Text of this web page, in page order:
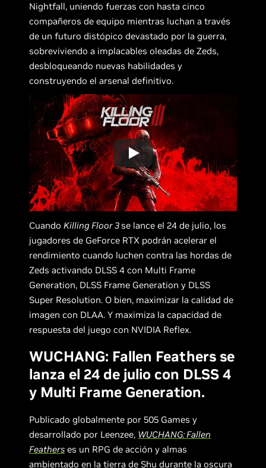
Nightfall, uniendo fuerzas con hasta cinco
compañeros de equipo mientras luchan a través
de un futuro distópico devastado por la guerra,
sobreviviendo a implacables oleadas de Zeds,
desbloqueando nuevas habilidades y
construyendo el arsenal definitivo.
Cuando Killing Floor 3se lance el 24 de julio, los
jugadores de GeForce RTX podrán acelerar el
rendimiento cuando luchen contra las hordas de
Zeds activando DLSS 4 con Multi Frame
Generation, DLSS Frame Generation y DLSS
Super Resolution. O bien, maximizar la calidad de
imagen con DLAA. Y maximiza la capacidad de
respuesta del juego con NVIDIA Reflex.
WUCHANG: Fallen Feathers se
lanza el 24 de julio con DLSS 4
y Multi Frame Generation.
Publicado globalmente por 505 Games y
desarrollado por Leenzee, WUCHANG: Fallen
Feathers es un RPG de acción y almas
ambientado en la tierra de Shu durante la oscura